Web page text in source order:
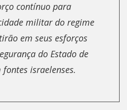
contínuo para
militar do regime
em seus esforços
do Estado de
israelenses.